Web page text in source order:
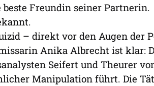
beste Freundin seiner Partnerin.
– direkt vor den Augen der
Anika Albrecht ist klar:
Seifert und Theurer
Manipulation führt. Die